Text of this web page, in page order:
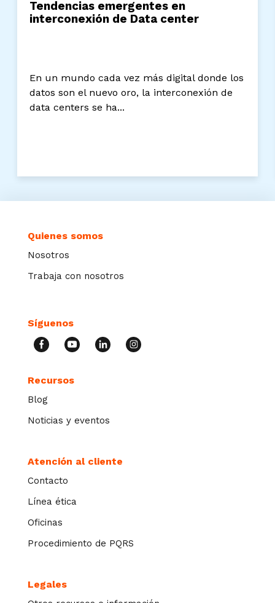
Tendencias emergentes en
interconexión de Data center
En un mundo cada vez más digital donde los
datos son el nuevo oro, la interconexión de
data centers se ha...
Quienes somos
Nosotros
Trabaja con nosotros
Síguenos
Recursos
Blog
Noticias y eventos
Atención al cliente
Contacto
Línea ética
Oficinas
Procedimiento de PQRS
Legales